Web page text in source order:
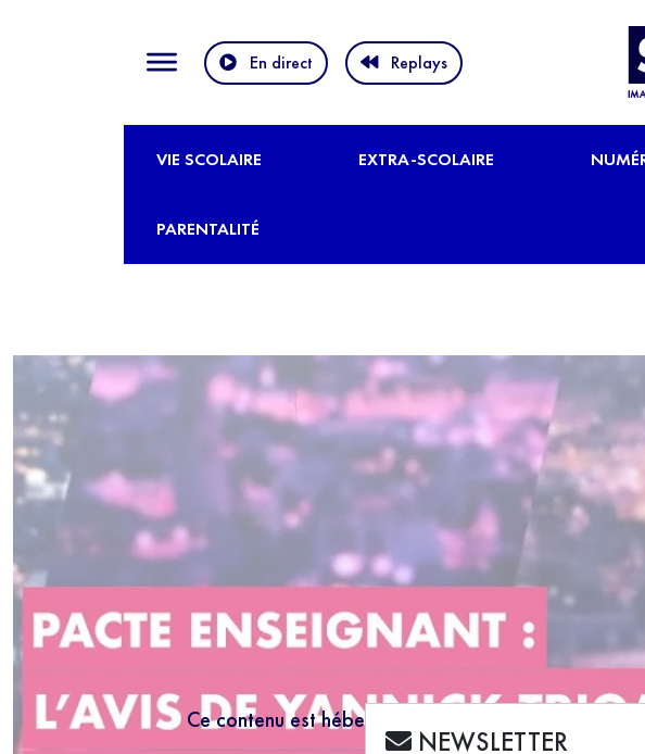
En direct Replays
VIE SCOLAIRE EXTRA-SCOLAIRE
PARENTALITÉ
Ce contenu est hébergé par un tiers. En affichant
NEWSLETTER